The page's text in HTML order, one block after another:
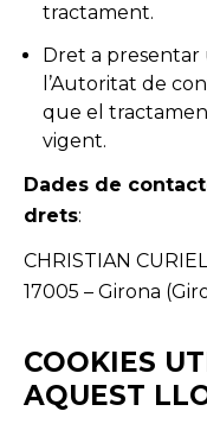
tractament.
Dret a presentar
l’Autoritat de
que el
vigent.
Dades de
drets:
CHRISTIAN
17005 – Girona
COOKIES
AQUEST